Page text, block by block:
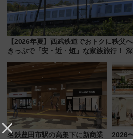
【2026年夏】西武鉄道でおトクに秩父
きっぷで「安・近・短」な家族旅行！
名鉄豊田市駅の高架下に新商業
2026